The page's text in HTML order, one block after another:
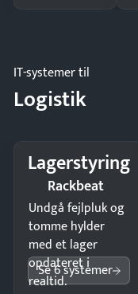
IT-systemer til
Logistik
Lagerstyring
Rackbeat
Undgå fejlpluk og
tomme hylder
med et lager
opdateret i
realtid.
Se 6 systemer